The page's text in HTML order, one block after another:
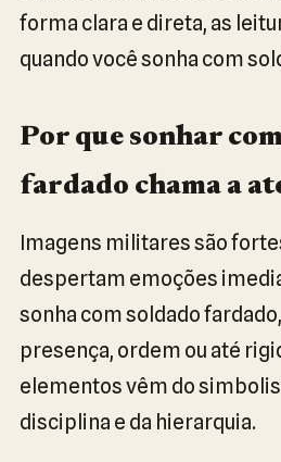
forma clara e direta, as
quando você sonha com
Por que sonhar
fardado chama a
Imagens militares são
despertam emoções
sonha com soldado
presença, ordem ou até
elementos vêm do
disciplina e da hierarquia.